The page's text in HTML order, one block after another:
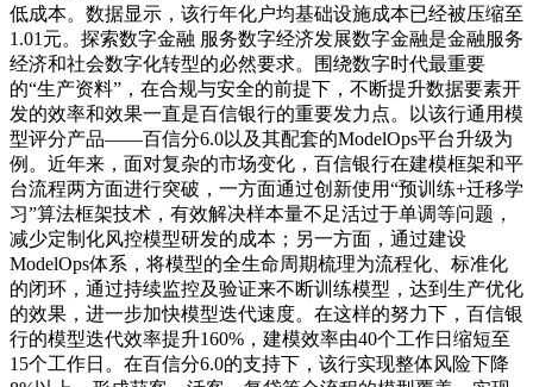
低成本。数据显示，该行年化户均基础设施成本已经被压缩至
1.01元。探索数字金融 服务数字经济发展数字金融是金融服务
经济和社会数字化转型的必然要求。围绕数字时代最重要
的“生产资料”，在合规与安全的前提下，不断提升数据要素开
发的效率和效果一直是百信银行的重要发力点。以该行通用模
型评分产品——百信分6.0以及其配套的ModelOps平台升级为
例。近年来，面对复杂的市场变化，百信银行在建模框架和平
台流程两方面进行突破，一方面通过创新使用“预训练+迁移学
习”算法框架技术，有效解决样本量不足活过于单调等问题，
减少定制化风控模型研发的成本；另一方面，通过建设
ModelOps体系，将模型的全生命周期梳理为流程化、标准化
的闭环，通过持续监控及验证来不断训练模型，达到生产优化
的效果，进一步加快模型迭代速度。在这样的努力下，百信银
行的模型迭代效率提升160%，建模效率由40个工作日缩短至
15个工作日。在百信分6.0的支持下，该行实现整体风险下降